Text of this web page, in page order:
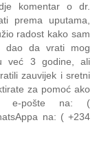
komentar o dr.
prema uputama,
radost kako sam
dao da vrati mog
već 3 godine, ali
zauvijek i sretni
za pomoć ako
e-pošte na: (
na: ( +234